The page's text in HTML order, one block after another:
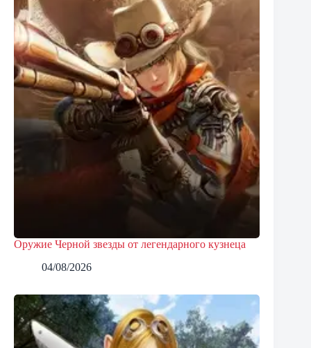
Оружие Черной звезды от легендарного кузнеца
04/08/2026